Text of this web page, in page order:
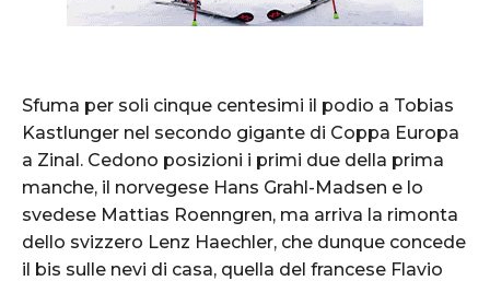
Sfuma per soli cinque centesimi il podio a Tobias
Kastlunger nel secondo gigante di Coppa Europa
a Zinal. Cedono posizioni i primi due della prima
manche, il norvegese Hans Grahl-Madsen e lo
svedese Mattias Roenngren, ma arriva la rimonta
dello svizzero Lenz Haechler, che dunque concede
il bis sulle nevi di casa, quella del francese Flavio